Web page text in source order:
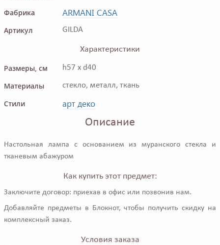
Фабрика ARMANI CASA
Артикул GILDA
Характеристики
Размеры, см
h57 x d40
Материалы стекло, металл, ткань
Стили арт деко
Описание
Настольная лампа с основанием из муранского стекла и
тканевым абажуром
Как купить этот предмет:
Заключите договор: приехав в офис или позвонив нам.
Добавляйте предметы в Блокнот, чтобы получить скидку на
комплексный заказ.
Условия заказа